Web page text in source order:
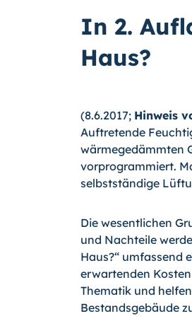
In 2.
Haus?
(8.6.2017; Hinweis
Auftretende
wärmegedämmten
vorprogrammiert.
selbstständige
Die wesentlichen
und Nachteile
Haus?“ umfassend
erwartenden
Thematik und
Bestandsgebäude